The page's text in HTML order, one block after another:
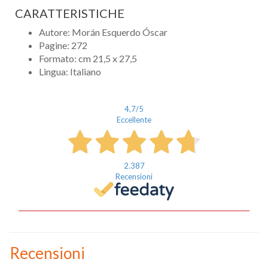
Telefono / Cellulare
CARATTERISTICHE
Autore: Morán Esquerdo Óscar
Pagine: 272
Formato: cm 21,5 x 27,5
Lingua: Italiano
4,7/5
Eccellente
2.387
Recensioni
Recensioni